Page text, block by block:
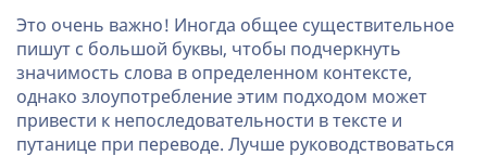
Это очень важно! Иногда общее существительное
пишут с большой буквы, чтобы подчеркнуть
значимость слова в определенном контексте,
однако злоупотребление этим подходом может
привести к непоследовательности в тексте и
путанице при переводе. Лучше руководствоваться